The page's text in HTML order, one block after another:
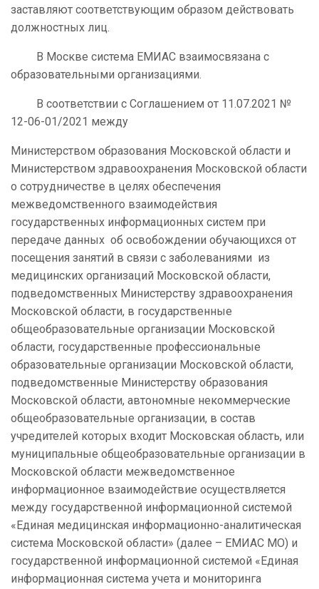
заставляют соответствующим образом действовать
должностных лиц.
В Москве система ЕМИАС взаимосвязана с
образовательными организациями.
В соответствии с Соглашением от 11.07.2021 №
12-06-01/2021 между
Министерством образования Московской области и
Министерством здравоохранения Московской области
о сотрудничестве в целях обеспечения
межведомственного взаимодействия
государственных информационных систем при
передаче данных об освобождении обучающихся от
посещения занятий в связи с заболеваниями из
медицинских организаций Московской области,
подведомственных Министерству здравоохранения
Московской области, в государственные
общеобразовательные организации Московской
области, государственные профессиональные
образовательные организации Московской области,
подведомственные Министерству образования
Московской области, автономные некоммерческие
общеобразовательные организации, в состав
учредителей которых входит Московская область, или
муниципальные общеобразовательные организации в
Московской области межведомственное
информационное взаимодействие осуществляется
между государственной информационной системой
«Единая медицинская информационно-аналитическая
система Московской области» (далее – ЕМИАС МО) и
государственной информационной системой «Единая
информационная система учета и мониторинга